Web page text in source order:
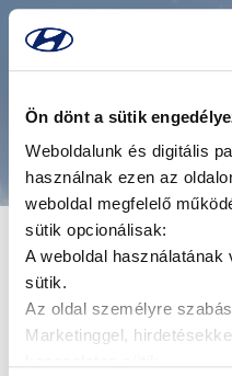
Ön dönt a sütik
Weboldalunk és digitális
használnak ezen az
weboldal megfelelő
sütik opcionálisak:
A weboldal
sütik.
Az oldal személyre
Marketinggel,
Üdvözöljük a
Kérjük adja meg a